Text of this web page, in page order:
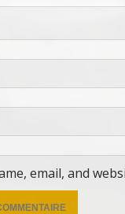
email, and